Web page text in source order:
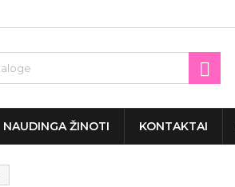

NAUDINGA ŽINOTI KONTAKTAI